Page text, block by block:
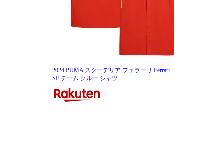
2024 PUMA スクーデリア フェラーリ Ferrari
SF チーム クルー シャツ